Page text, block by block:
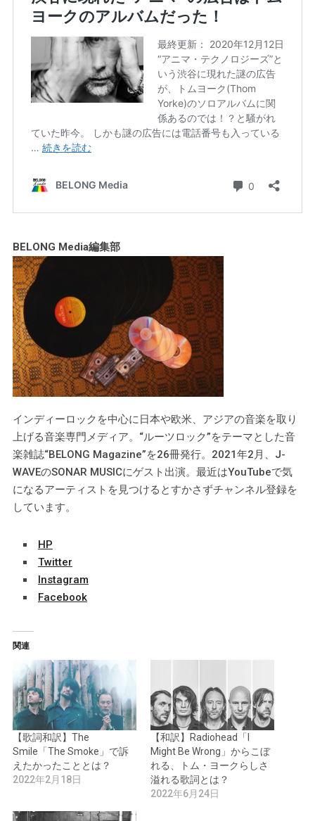
BELONG Media編集部
インディーロックを中心に日本や欧米、アジアの音楽を取り
上げる音楽専門メディア。“ルーツロック”をテーマとした音
楽雑誌“BELONG Magazine”を26冊発行。2021年2月、J-
WAVEのSONAR MUSICにゲスト出演。最近はYouTubeで気
になるアーティストを見つけるとすかさずチャンネル登録を
しています。
HP
Twitter
Instagram
Facebook
関連
【歌詞和訳】The
Smile「The Smoke」で訴
えたかったこととは？
2022年2月18日
【和訳】Radiohead「I
Might Be Wrong」からこぼ
れる、トム・ヨークらしさ
溢れる歌詞とは？
2022年6月24日